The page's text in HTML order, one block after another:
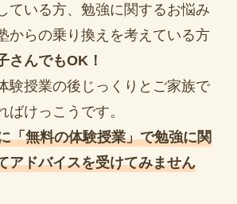
ている方、勉強に関するお悩み
からの乗り換えを考えている方
さんでもOK！
験授業の後じっくりとご家族で
ばけっこうです。
「無料の体験授業」で勉強に関
アドバイスを受けてみません